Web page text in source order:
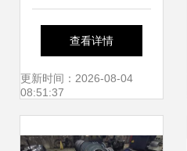
接头与绝缘法兰在
天然气管道中的应
查看详情
更新时间：2026-08-04
08:51:37